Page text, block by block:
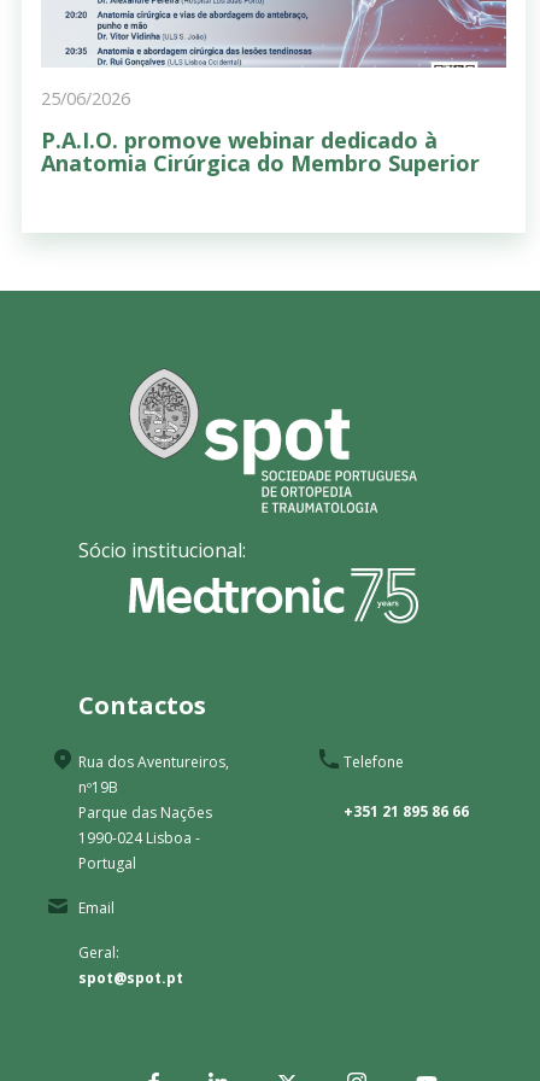
25/06/2026
P.A.I.O. promove webinar dedicado à
Anatomia Cirúrgica do Membro Superior
Sócio institucional:
Contactos
Rua dos Aventureiros,
nº19B
Parque das Nações
1990-024 Lisboa -
Portugal
Telefone
+351 21 895 86 66
Email
Geral:
spot@spot.pt